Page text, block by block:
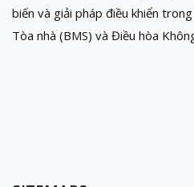
biến và giải pháp điều khiển
Tòa nhà (BMS) và Điều hòa